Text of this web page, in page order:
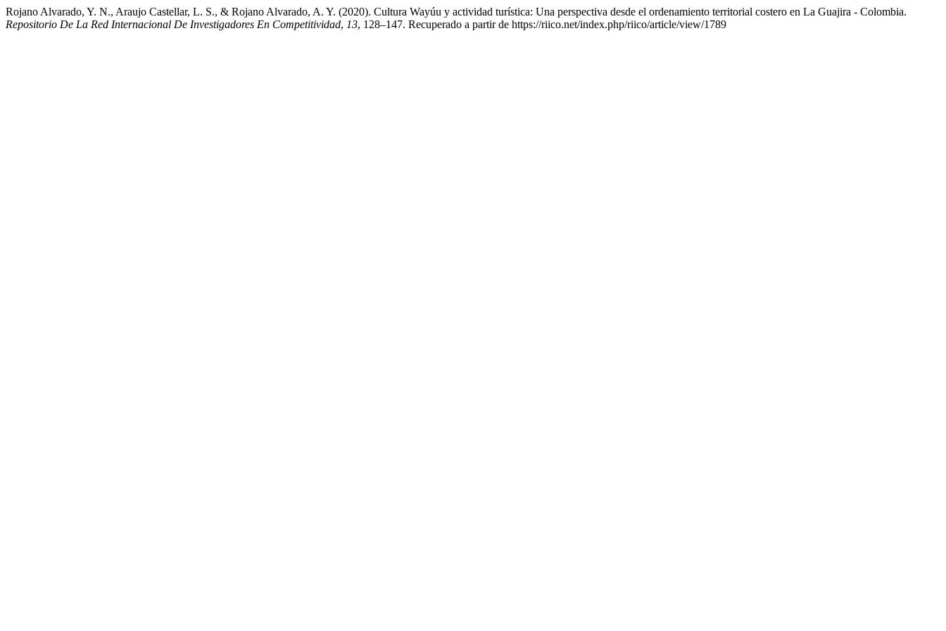
Rojano Alvarado, Y. N., Araujo Castellar, L. S., & Rojano Alvarado, A. Y. (2020). Cultura Wayúu y actividad turística: Una perspectiva desde el ordenamiento territorial costero en La Guajira - Colombia.
Repositorio De La Red Internacional De Investigadores En Competitividad, 13, 128–147. Recuperado a partir de https://riico.net/index.php/riico/article/view/1789